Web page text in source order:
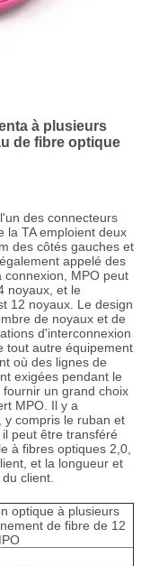
à plusieurs
de fibre optique
des connecteurs
la TA emploient deux
des côtés gauches et
appelé des
connexion, MPO peut
noyaux, et le
12 noyaux. Le design
de noyaux et de
d'interconnexion
tout autre équipement
où des lignes de
exigées pendant le
un grand choix
MPO. Il y a
y compris le ruban et
peut être transféré
à fibres optiques 2,0,
et la longueur et
client.
optique à plusieurs
de fibre de 12